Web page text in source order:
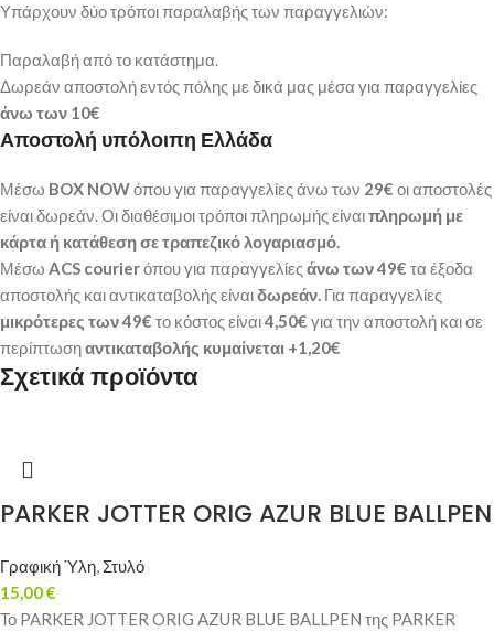
Υπάρχουν δύο τρόποι παραλαβής των παραγγελιών:
Παραλαβή από το κατάστημα.
Δωρεάν αποστολή εντός πόλης με δικά μας μέσα για παραγγελίες
άνω των 10€
Αποστολή υπόλοιπη Ελλάδα
Μέσω BOX NOWόπου για παραγγελίες άνω των 29€ οι αποστολές
είναι δωρεάν. Οι διαθέσιμοι τρόποι πληρωμής είναιπληρωμή με
κάρτα ή κατάθεση σε τραπεζικό λογαριασμό.
Μέσω ACS courierόπου για παραγγελίεςάνω των 49€ τα έξοδα
αποστολής και αντικαταβολής είναιδωρεάν. Για παραγγελίες
μικρότερες των 49€ το κόστος είναι4,50€ για την αποστολή και σε
περίπτωσηαντικαταβολής κυμαίνεται +1,20€
Σχετικά προϊόντα
PARKER JOTTER ORIG AZUR BLUE BALLPEN
Γραφική Ύλη, Στυλό
15,00€
Το PARKER JOTTER ORIG AZUR BLUE BALLPEN της PARKER